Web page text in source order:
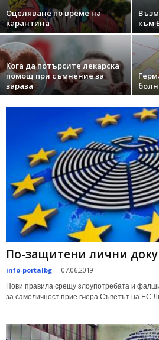
Оцеляване по време на
карантина
към
Кога да потърсите лекарска
помощ при съмнение за
зараза
По-защитени лични
info-portalbg - 07.06.2019
Нови правила срещу злоупотребата и
за самоличност прие вчера Съветът на ЕС